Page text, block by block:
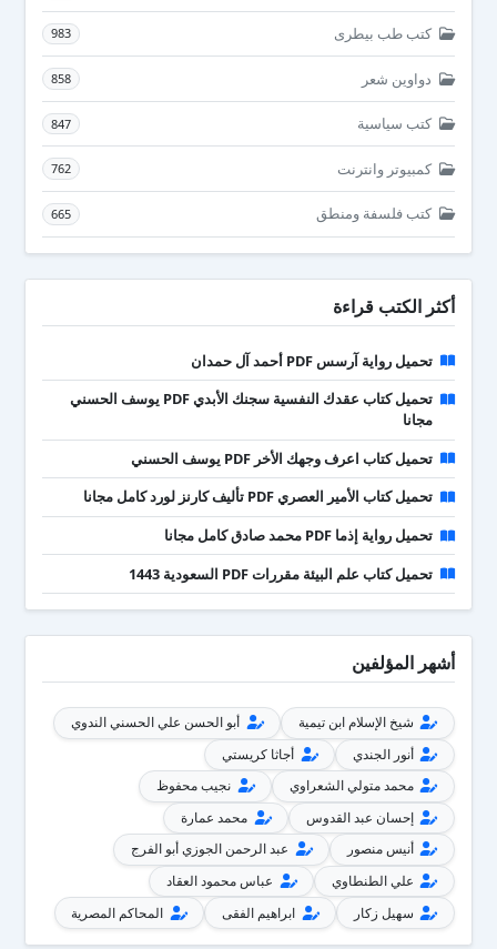
كتب طب بيطرى 983
دواوين شعر 858
كتب سياسية 847
كمبيوتر وانترنت 762
كتب فلسفة ومنطق 665
أكثر الكتب قراءة
تحميل رواية آرسس PDF أحمد آل حمدان
تحميل كتاب عقدك النفسية سجنك الأبدي PDF يوسف الحسني
مجانا
تحميل كتاب اعرف وجهك الأخر PDF يوسف الحسني
تحميل كتاب الأمير العصري PDF تأليف كارنز لورد كامل مجانا
تحميل رواية إذما PDF محمد صادق كامل مجانا
تحميل كتاب علم البيئة مقررات PDF السعودية 1443
أشهر المؤلفين
شيخ الإسلام ابن تيمية
أبو الحسن علي الحسني الندوي
أنور الجندي
أجاثا كريستي
محمد متولي الشعراوي
نجيب محفوظ
إحسان عبد القدوس
محمد عمارة
أنيس منصور
عبد الرحمن الجوزي أبو الفرج
علي الطنطاوي
عباس محمود العقاد
سهيل زكار
ابراهيم الفقى المحاكم المصرية